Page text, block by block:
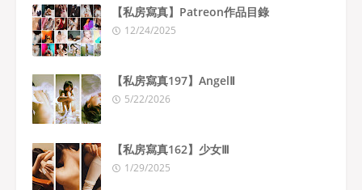
【私房寫真】Patreon作品目錄
12/24/2025
【私房寫真197】AngelⅡ
5/22/2026
【私房寫真162】少女Ⅲ
1/29/2025